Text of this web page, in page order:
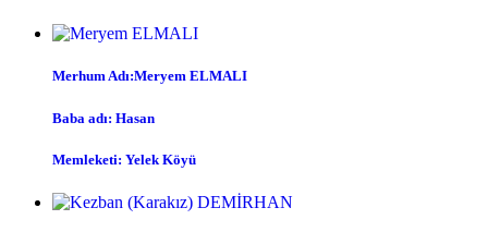
Merhum Adı:Meryem ELMALI
Baba adı: Hasan
Memleketi: Yelek Köyü